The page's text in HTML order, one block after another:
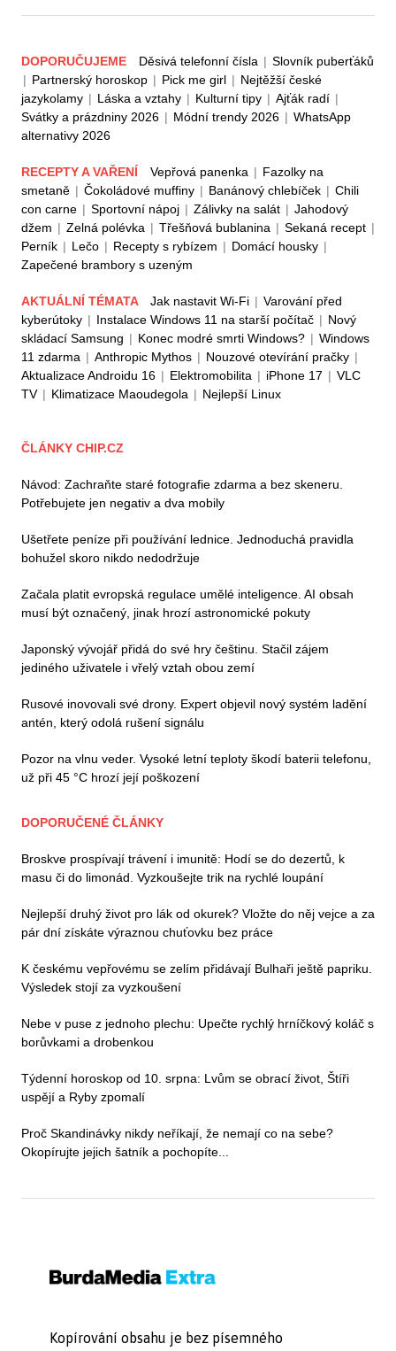
DOPORUČUJEME Děsivá telefonní čísla | Slovník puberťáků
| Partnerský horoskop | Pick me girl | Nejtěžší české
jazykolamy | Láska a vztahy | Kulturní tipy | Ajťák radí |
Svátky a prázdniny 2026 | Módní trendy 2026 | WhatsApp
alternativy 2026
RECEPTY A VAŘENÍ Vepřová panenka | Fazolky na
smetaně | Čokoládové muffiny | Banánový chlebíček | Chili
con carne | Sportovní nápoj | Zálivky na salát | Jahodový
džem | Zelná polévka | Třešňová bublanina | Sekaná recept |
Perník | Lečo | Recepty s rybízem | Domácí housky |
Zapečené brambory s uzeným
AKTUÁLNÍ TÉMATA Jak nastavit Wi-Fi | Varování před
kyberútoky | Instalace Windows 11 na starší počítač | Nový
skládací Samsung | Konec modré smrti Windows? | Windows
11 zdarma | Anthropic Mythos | Nouzové otevírání pračky |
Aktualizace Androidu 16 | Elektromobilita | iPhone 17 | VLC
TV | Klimatizace Maoudegola | Nejlepší Linux
ČLÁNKY CHIP.CZ
Návod: Zachraňte staré fotografie zdarma a bez skeneru.
Potřebujete jen negativ a dva mobily
Ušetřete peníze při používání lednice. Jednoduchá pravidla
bohužel skoro nikdo nedodržuje
Začala platit evropská regulace umělé inteligence. AI obsah
musí být označený, jinak hrozí astronomické pokuty
Japonský vývojář přidá do své hry češtinu. Stačil zájem
jediného uživatele i vřelý vztah obou zemí
Rusové inovovali své drony. Expert objevil nový systém ladění
antén, který odolá rušení signálu
Pozor na vlnu veder. Vysoké letní teploty škodí baterii telefonu,
už při 45 °C hrozí její poškození
DOPORUČENÉ ČLÁNKY
Broskve prospívají trávení i imunitě: Hodí se do dezertů, k
masu či do limonád. Vyzkoušejte trik na rychlé loupání
Nejlepší druhý život pro lák od okurek? Vložte do něj vejce a za
pár dní získáte výraznou chuťovku bez práce
K českému vepřovému se zelím přidávají Bulhaři ještě papriku.
Výsledek stojí za vyzkoušení
Nebe v puse z jednoho plechu: Upečte rychlý hrníčkový koláč s
borůvkami a drobenkou
Týdenní horoskop od 10. srpna: Lvům se obrací život, Štíři
uspějí a Ryby zpomalí
Proč Skandinávky nikdy neříkají, že nemají co na sebe?
Okopírujte jejich šatník a pochopíte...
Kopírování obsahu je bez písemného